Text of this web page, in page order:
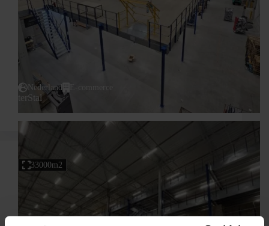
Nederland
terStal
33000m2